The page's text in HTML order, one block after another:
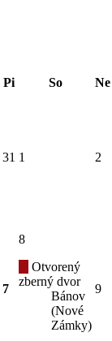
Pi So
Ne
31 1 2
7
8
Otvorený
zberný dvor
Bánov
(Nové
Zámky)
9